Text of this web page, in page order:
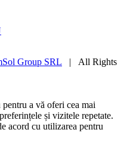
Group SRL | All Rights
a vă oferi cea mai
și vizitele repetate.
acord cu utilizarea pentru